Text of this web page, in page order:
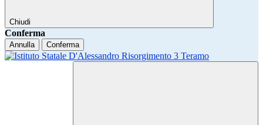
Chiudi
Conferma
Annulla Conferma